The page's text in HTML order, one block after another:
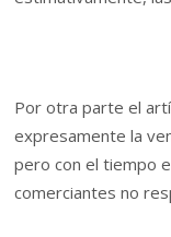
Por otra parte el
expresamente la
pero con el tiempo
comerciantes no